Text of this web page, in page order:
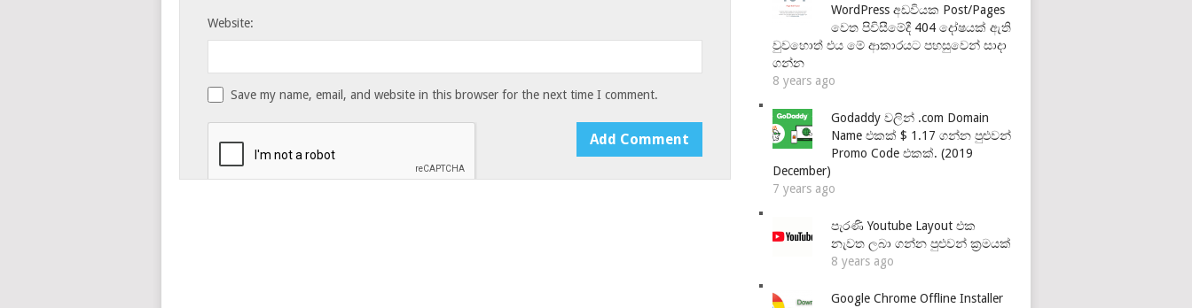
Website:
Save my name, email, and website in this browser for the next time I comment.
WordPress අඩවියක Post/Pages
වෙත පිවිසීමේදී 404 දෝෂයක් ඇති
වුවහොත් එය මේ ආකාරයට පහසුවෙන් සාදා
ගන්න
8 years ago
Godaddy වලින් .com Domain
Name එකක් $ 1.17 ගන්න පුළුවන්
Promo Code එකක්. (2019
December)
7 years ago
පැරණි Youtube Layout එක
නැවත ලබා ගන්න පුළුවන් ක්‍රමයක්
8 years ago
Google Chrome Offline Installer